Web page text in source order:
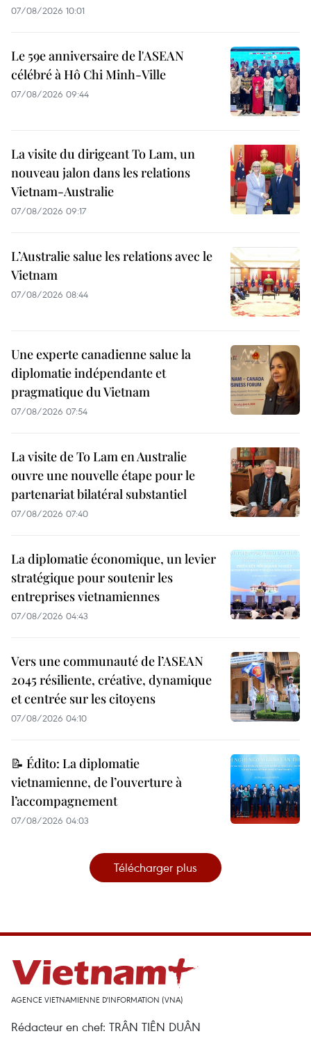
07/08/2026 10:01
Le 59e anniversaire de l'ASEAN
célébré à Hô Chi Minh-Ville
07/08/2026 09:44
La visite du dirigeant To Lam, un
nouveau jalon dans les relations
Vietnam-Australie
07/08/2026 09:17
L’Australie salue les relations avec le
Vietnam
07/08/2026 08:44
Une experte canadienne salue la
diplomatie indépendante et
pragmatique du Vietnam
07/08/2026 07:54
La visite de To Lam en Australie
ouvre une nouvelle étape pour le
partenariat bilatéral substantiel
07/08/2026 07:40
La diplomatie économique, un levier
stratégique pour soutenir les
entreprises vietnamiennes
07/08/2026 04:43
Vers une communauté de l’ASEAN
2045 résiliente, créative, dynamique
et centrée sur les citoyens
07/08/2026 04:10
📝 Édito: La diplomatie
vietnamienne, de l’ouverture à
l’accompagnement
07/08/2026 04:03
Télécharger plus
AGENCE VIETNAMIENNE D'INFORMATION (VNA)
Rédacteur en chef: TRÂN TIÊN DUÂN